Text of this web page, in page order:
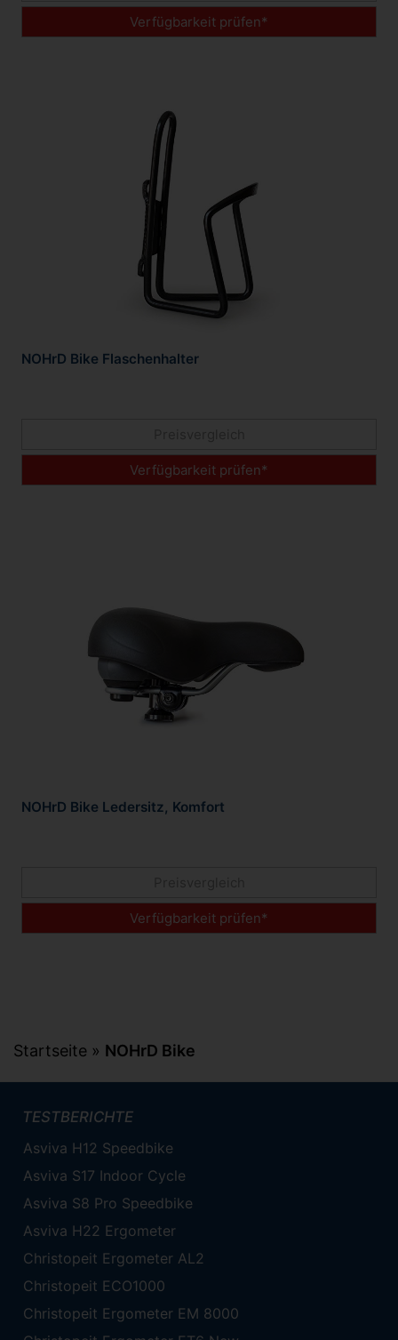
Verfügbarkeit prüfen*
NOHrD Bike Flaschenhalter
Verfügbarkeit prüfen*
NOHrD Bike Ledersitz, Komfort
Verfügbarkeit prüfen*
Startseite » NOHrD Bike
TESTBERICHTE
Asviva H12 Speedbike
Asviva S17 Indoor Cycle
Asviva S8 Pro Speedbike
Asviva H22 Ergometer
Christopeit Ergometer AL2
Christopeit ECO1000
Christopeit Ergometer EM 8000